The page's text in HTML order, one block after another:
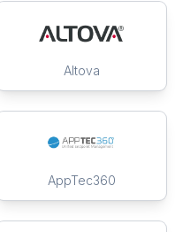
Altova
AppTec360